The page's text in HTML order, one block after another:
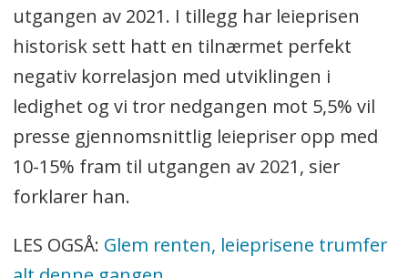
utgangen av 2021. I tillegg har leieprisen
historisk sett hatt en tilnærmet perfekt
negativ korrelasjon med utviklingen i
ledighet og vi tror nedgangen mot 5,5% vil
presse gjennomsnittlig leiepriser opp med
10-15% fram til utgangen av 2021, sier
forklarer han.
LES OGSÅ: Glem renten, leieprisene trumfer